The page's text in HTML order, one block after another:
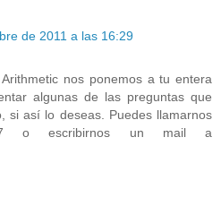
de 2011 a las 16:29
nos ponemos a tu entera
algunas de las preguntas que
si así lo deseas. Puedes llamarnos
o escribirnos un mail a